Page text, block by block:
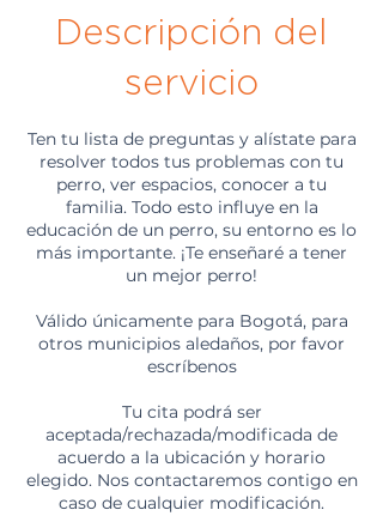
Descripción del
servicio
Ten tu lista de preguntas y alístate para
resolver todos tus problemas con tu
perro, ver espacios, conocer a tu
familia. Todo esto influye en la
educación de un perro, su entorno es lo
más importante. ¡Te enseñaré a tener
un mejor perro!
Válido únicamente para Bogotá, para
otros municipios aledaños, por favor
escríbenos
Tu cita podrá ser
aceptada/rechazada/modificada de
acuerdo a la ubicación y horario
elegido. Nos contactaremos contigo en
caso de cualquier modificación.